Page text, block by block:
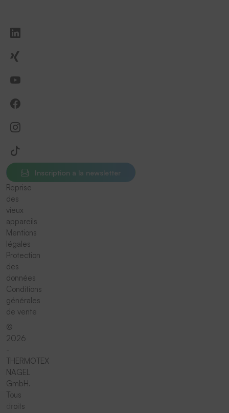
Inscription à la newsletter
Reprise
des
vieux
appareils
Mentions
légales
Protection
des
données
Conditions
générales
de vente
©
2026
-
THERMOTEX
NAGEL
GmbH.
Tous
droits